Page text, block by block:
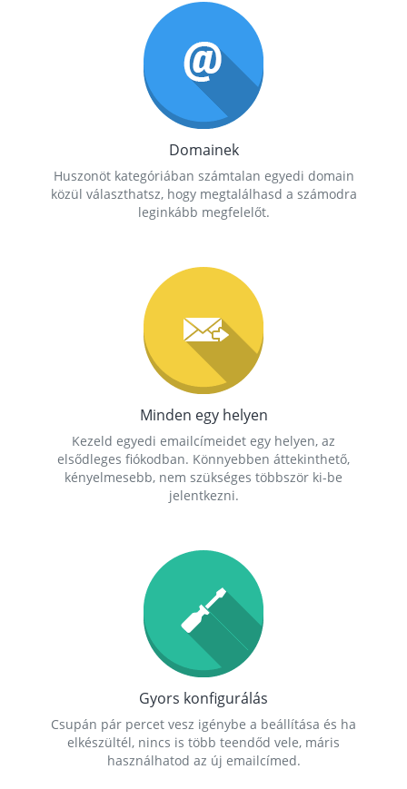
Domainek
Huszonöt kategóriában számtalan egyedi domain
közül választhatsz, hogy megtalálhasd a számodra
leginkább megfelelőt.
Minden egy helyen
Kezeld egyedi emailcímeidet egy helyen, az
elsődleges fiókodban. Könnyebben áttekinthető,
kényelmesebb, nem szükséges többször ki-be
jelentkezni.
Gyors konfigurálás
Csupán pár percet vesz igénybe a beállítása és ha
elkészültél, nincs is több teendőd vele, máris
használhatod az új emailcímed.